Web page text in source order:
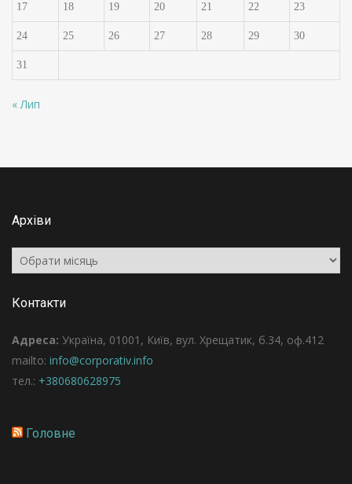
17 18 19 20 21 22 23
24 25 26 27 28 29 30
31
« Лип
Архіви
Архіви
Контакти
Адреса: Україна, 01001, Київ, вул. Хрещатик, б.34, оф.412
mailto: info@corporativ.info
тел.: +380680628975
Головне